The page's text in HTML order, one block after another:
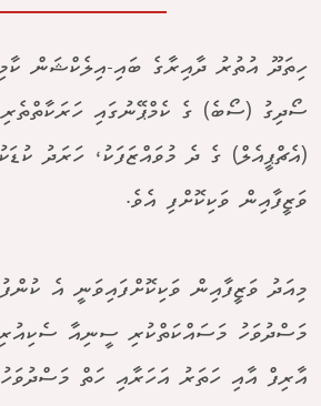
ހިތަދޫ އުތުރު ދާއިރާގެ ބައި-އިލެކްޝަން
ސޯދިގު (ސޯބެ) ގެ ކެމްޕޭނުގައި
(އެޗްޕީއެލް) ގެ ދެ މުވައްޒަފަކު، ހަރަދު
ވަޒީފާއިން ވަކިކޮށްފި އެވެ.
މިއަދު ވަޒީފާއިން ވަކިކޮށްފައިވަނީ އެ
މަސްދުވަހު މަސައްކަތްކުރި ސީނިއާ
އާރިފް އާއި ހަތަރު އަހަރާއި ހަތް